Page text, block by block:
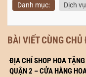
Danh mục: Dịch
BÀI VIẾT CÙNG CHỦ
ĐỊA CHỈ SHOP HOA
QUẬN 2 – CỬA HÀNG